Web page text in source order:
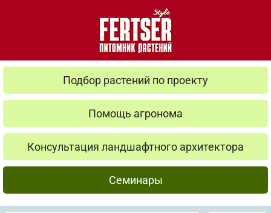
Подбор растений по проекту
Помощь агронома
Консультация ландшафтного архитектора
Семинары